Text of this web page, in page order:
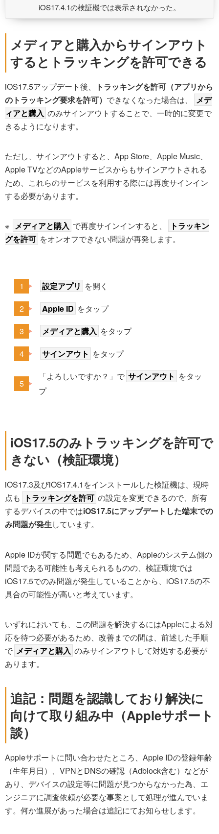
iOS17.4.1の検証機では表示されなかった。
メディアと購入からサインアウト
するとトラッキングを許可できる
iOS17.5アップデート後、
トラッキングを許可（アプリから
のトラッキング要求を許可） できなくなった場合は、
メデ
ィアと購入 のみサインアウトすることで、一時的に変更で
きるようになります。
ただし、サインアウトすると、App Store、Apple Music、
Apple TVなどのAppleサービスからもサインアウトされる
ため、これらのサービスを利用する際には再度サインイン
する必要があります。
※ メディアと購入 で再度サインインすると、
トラッキン
グを許可 をオンオフできない問題が再発します。
設定アプリ を開く
Apple ID をタップ
メディアと購入 をタップ
サインアウト をタップ
「よろしいですか？」で サインアウト をタッ
プ
iOS17.5のみトラッキングを許可で
きない（検証環境）
iOS17.3及びiOS17.4.1をインストールした検証機は、現時
点も
トラッキングを許可 の設定を変更できるので、所有
するデバイスの中ではiOS17.5にアップデートした端末での
み問題が発生しています。
Apple IDが関する問題でもあるため、Appleのシステム側の
問題である可能性も考えられるものの、検証環境では
iOS17.5でのみ問題が発生していることから、iOS17.5の不
具合の可能性が高いと考えています。
いずれにおいても、この問題を解決するにはAppleによる対
応を待つ必要があるため、改善までの間は、前述した手順
で メディアと購入 のみサインアウトして対処する必要が
あります。
追記：問題を認識しており解決に
向けて取り組み中（Appleサポート
談）
Appleサポートに問い合わせたところ、Apple IDの登録年齢
（生年月日）、VPNとDNSの確認（Adblock含む）などが
あり、デバイスの設定等に問題が見つからなかった為、エ
ンジニアに調査依頼が必要な事案として処理が進んでいま
す。何か進展があった場合は追記にてお知らせします。